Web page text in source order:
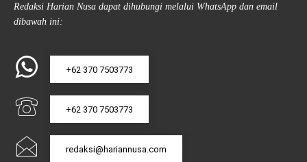
Redaksi Harian Nusa dapat dihubungi melalui WhatsApp dan email
dibawah ini:
+62 370 7503773
+62 370 7503773
redaksi@hariannusa.com